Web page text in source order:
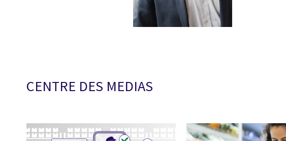
CENTRE DES MEDIAS